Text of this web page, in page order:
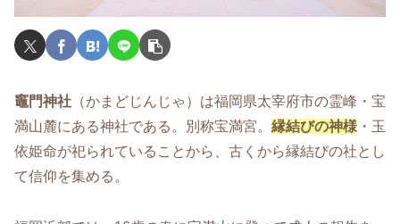
竈門神社 （かまどじんじゃ）は福岡県太宰府市の霊峰・宝
満山麓にある神社である。別称宝満宮。 縁結びの神様 ・玉
依姫命が祀られていることから、古くから縁結びの社とし
て信仰を集める。